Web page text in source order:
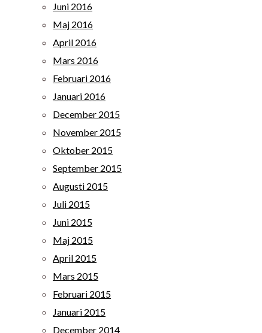
Juni 2016
Maj 2016
April 2016
Mars 2016
Februari 2016
Januari 2016
December 2015
November 2015
Oktober 2015
September 2015
Augusti 2015
Juli 2015
Juni 2015
Maj 2015
April 2015
Mars 2015
Februari 2015
Januari 2015
December 2014